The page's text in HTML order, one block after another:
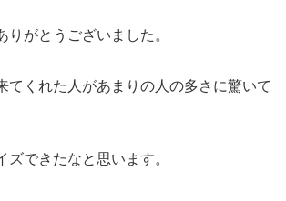
りがとうございました。
てくれた人があまりの人の多さに驚いて
ズできたなと思います。